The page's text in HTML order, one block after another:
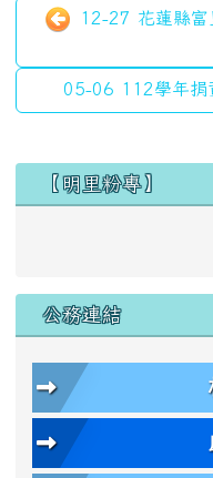
12-27 花蓮縣富
05-06 112學年
左邊區域內容
【明里粉專】
公務連結